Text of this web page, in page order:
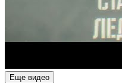
Еще видео